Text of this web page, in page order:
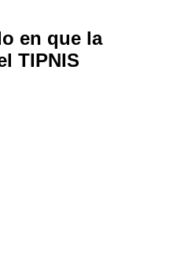
en que la
TIPNIS